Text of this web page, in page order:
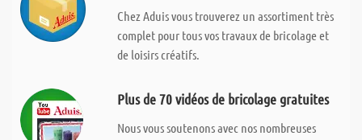
Chez Aduis vous trouverez un assortiment très
complet pour tous vos travaux de bricolage et
de loisirs créatifs.
Plus de 70 vidéos de bricolage gratuites
Nous vous soutenons avec nos nombreuses